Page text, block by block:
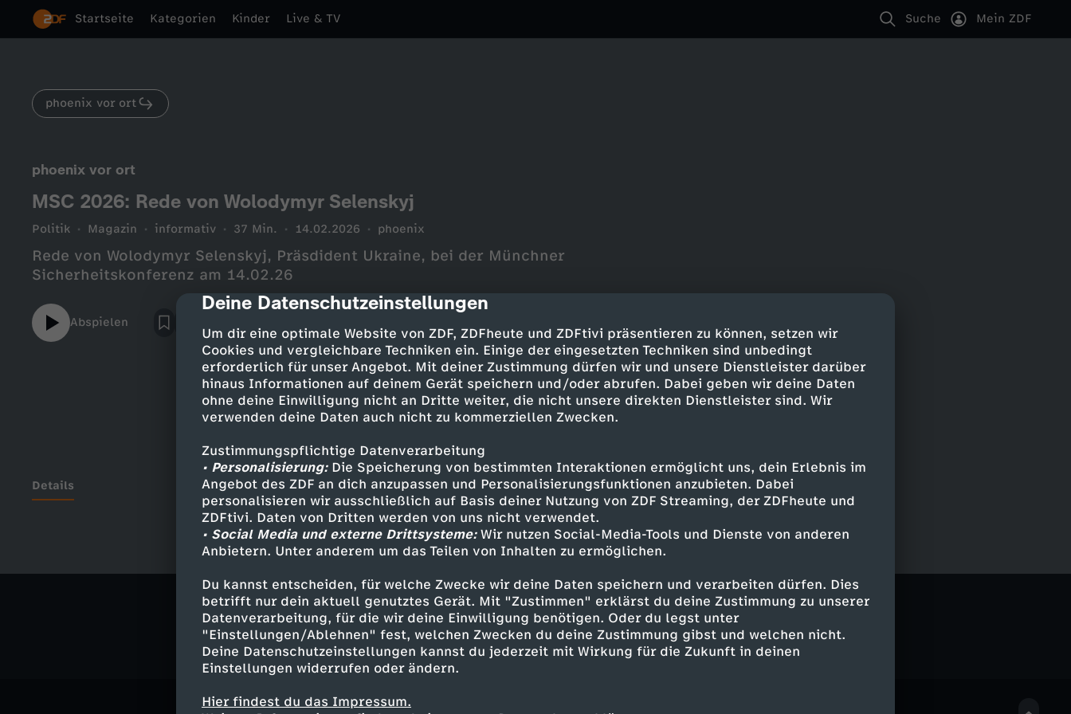
cmp-dialog-description
Deine Datenschutzeinstellungen
Um dir eine optimale Website von ZDF, ZDFheute und ZDFtivi präsentieren zu können, setzen wir
Cookies und vergleichbare Techniken ein. Einige der eingesetzten Techniken sind unbedingt
erforderlich für unser Angebot. Mit deiner Zustimmung dürfen wir und unsere Dienstleister darüber
hinaus Informationen auf deinem Gerät speichern und/oder abrufen. Dabei geben wir deine Daten
ohne deine Einwilligung nicht an Dritte weiter, die nicht unsere direkten Dienstleister sind. Wir
verwenden deine Daten auch nicht zu kommerziellen Zwecken.
Zustimmungspflichtige Datenverarbeitung
• Personalisierung:Die Speicherung von bestimmten Interaktionen ermöglicht uns, dein Erlebnis im
Angebot des ZDF an dich anzupassen und Personalisierungsfunktionen anzubieten. Dabei
personalisieren wir ausschließlich auf Basis deiner Nutzung von ZDF Streaming, der ZDFheute und
ZDFtivi. Daten von Dritten werden von uns nicht verwendet.
• Social Media und externe Drittsysteme:Wir nutzen Social-Media-Tools und Dienste von anderen
Anbietern. Unter anderem um das Teilen von Inhalten zu ermöglichen.
Du kannst entscheiden, für welche Zwecke wir deine Daten speichern und verarbeiten dürfen. Dies
betrifft nur dein aktuell genutztes Gerät. Mit "Zustimmen" erklärst du deine Zustimmung zu unserer
Datenverarbeitung, für die wir deine Einwilligung benötigen. Oder du legst unter
"Einstellungen/Ablehnen" fest, welchen Zwecken du deine Zustimmung gibst und welchen nicht.
Deine Datenschutzeinstellungen kannst du jederzeit mit Wirkung für die Zukunft in deinen
Einstellungen widerrufen oder ändern.
Hier findest du das Impressum.
Startseite Kategorien Kinder Live & TV Suche Mein ZDF
phoenix vor ort
phoenix vor ort
MSC 2026: Rede von Wolodymyr Selenskyj
Politik Magazin informativ 37 Min. 14.02.2026 phoenix
Rede von Wolodymyr Selenskyj, Präsdident Ukraine, bei der Münchner
Sicherheitskonferenz am 14.02.26
Abspielen
Details
Ähnliche Inhalte entdecken
Politik Magazin informativ phoenix vor ort